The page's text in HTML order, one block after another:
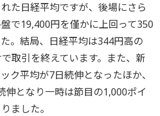
た日経平均ですが、後場にさら
で19,400円を僅かに上回って350
。結局、日経平均は344円高の
取引を終えています。また、新
ク平均が7日続伸となったほか、
伸となり一時は節目の1,000ポイ
ました。